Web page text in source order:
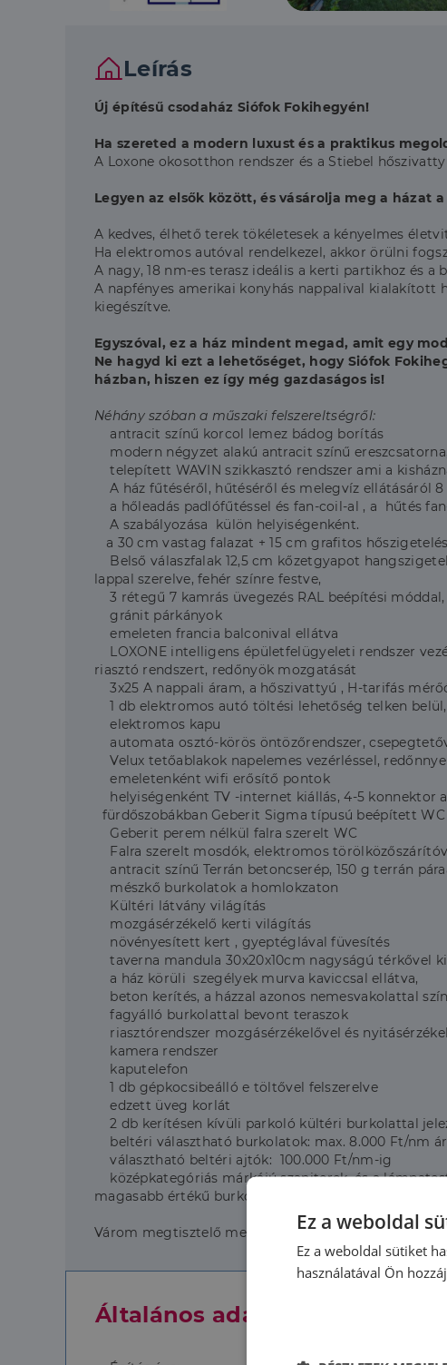
Leírás
Új építésű csodaház Siófok Fokihegyén!
Ha szereted a modern luxust és a praktikus
A Loxone okosotthon rendszer és a Stiebel
Legyen az elsők között, és vásárolja meg a házat
A kedves, élhető terek tökéletesek a kényelmes
Ha elektromos autóval rendelkezel, akkor örülni
A nagy, 18 nm-es terasz ideális a kerti partikhoz és
A napfényes amerikai konyhás nappalival kialakított
kiegészítve.
Egyszóval, ez a ház mindent megad, amit egy
Ne hagyd ki ezt a lehetőséget, hogy Siófok
házban, hiszen ez így még gazdaságos is!
Néhány szóban a műszaki felszereltségről:
antracit színű korcol lemez bádog borítás
modern négyzet alakú antracit színű ereszcsatorna,
telepített WAVIN szikkasztó rendszer ami a
A ház fűtéséről, hűtéséről és melegvíz ellátásáról
a hőleadás padlófűtéssel és fan-coil-al , a hűtés
A szabályozása külön helyiségenként.
a 30 cm vastag falazat + 15 cm grafitos hőszigetelés
Belső válaszfalak 12,5 cm kőzetgyapot
lappal szerelve, fehér színre festve,
3 rétegű 7 kamrás üvegezés RAL beépítési
gránit párkányok
emeleten francia balconival ellátva
LOXONE intelligens épületfelügyeleti rendszer
riasztó rendszert, redőnyök mozgatását
3x25 A nappali áram, a hőszivattyú , H-tarifás
1 db elektromos autó töltési lehetőség telken belül,
elektromos kapu
automata osztó-körös öntözőrendszer,
Velux tetőablakok napelemes vezérléssel,
emeletenként wifi erősítő pontok
helyiségenként TV -internet kiállás, 4-5 konnektor
fürdőszobákban Geberit Sigma típusú beépített
Geberit perem nélkül falra szerelt WC
Falra szerelt mosdók, elektromos
antracit színű Terrán betoncserép, 150 g terrán
mészkő burkolatok a homlokzaton
Kültéri látvány világítás
mozgásérzékelő kerti világítás
növényesített kert , gyeptéglával füvesítés
taverna mandula 30x20x10cm nagyságú térkővel
a ház körüli szegélyek murva kaviccsal ellátva,
beton kerítés, a házzal azonos nemesvakolattal
fagyálló burkolattal bevont teraszok
riasztórendszer mozgásérzékelővel és
kamera rendszer
kaputelefon
1 db gépkocsibeálló e töltővel felszerelve
edzett üveg korlát
2 db kerítésen kívüli parkoló kültéri burkolattal
beltéri választható burkolatok: max. 8.000 Ft/nm
választható beltéri ajtók: 100.000 Ft/nm-ig
középkategóriás márkájú szaniterek, és a
magasabb értékű burkolatokat, egyedi szanitereket
Várom megtisztelő megkeresésedet, akár hétvégén
Általános adatok
Ez a weboldal
Ez a weboldal sütiket
használatával Ön